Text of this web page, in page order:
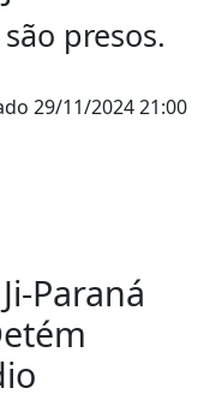
presos.
29/11/2024 21:00
Paraná